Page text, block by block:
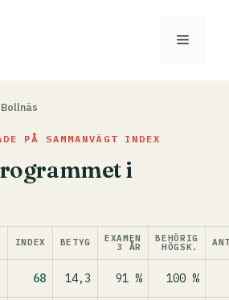
Meny
Bollnäs
PÅ SAMMANVÄGT INDEX
i
INDEX BETYG EXAMEN
3 ÅR
BEHÖRIG
HÖGSK.
68 14,3 91 % 100 %